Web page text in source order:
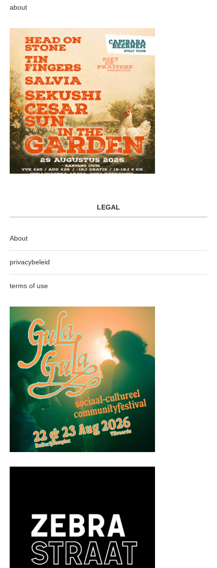
about
LEGAL
About
privacybeleid
terms of use